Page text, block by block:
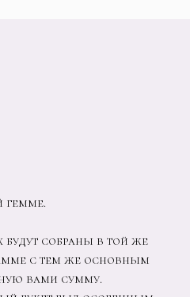
гемме.
будут собраны в той же
с тем же основным
вами сумму.